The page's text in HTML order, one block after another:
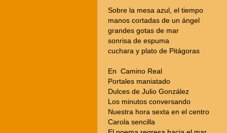
Sobre la mesa azul, el tiempo
manos cortadas de un ángel
grandes gotas de mar
sonrisa de espuma
cuchara y plato de Pitágoras
En Camino Real
Portales maniatado
Dulces de Julio González
Los minutos conversando
Nuestra hora sexta en el centro
Carola sencilla